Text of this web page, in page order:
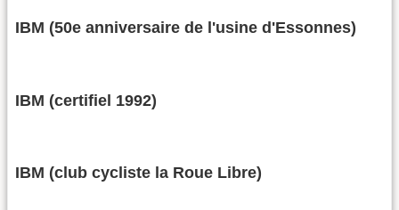
IBM (50e anniversaire de l'usine d'Essonnes)
IBM (certifiel 1992)
IBM (club cycliste la Roue Libre)